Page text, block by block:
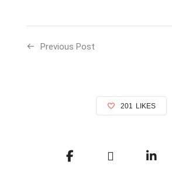
Previous Post
201 LIKES